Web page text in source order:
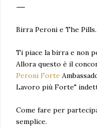
Birra Peroni e The Pills.
Ti piace la birra e non
Allora questo è il
Peroni Forte
Lavoro più Forte"
Come fare per
semplice.